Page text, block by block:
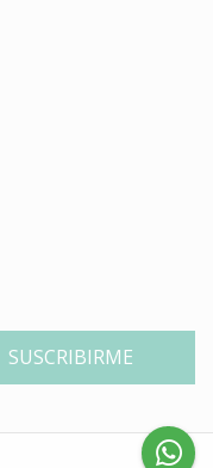
SUSCRIBIRME